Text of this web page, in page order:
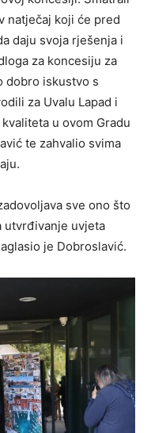
natječaj koji će pred
daju svoja rješenja i
za koncesiju za
dobro iskustvo s
za Uvalu Lapad i
u ovom Gradu
te zahvalio svima
sve ono što
utvrđivanje uvjeta
je Dobroslavić.